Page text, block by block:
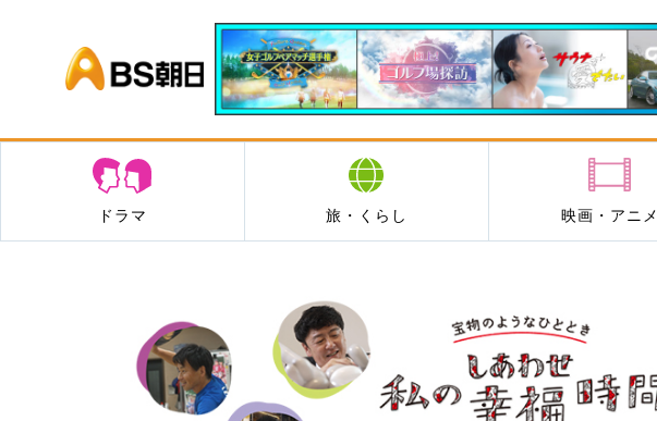
BS朝日
ドラマ 旅・くらし 映画・アニメ